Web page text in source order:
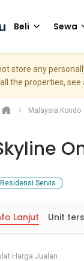
Beli Sewa
store any
the properties,
Malaysia Kondo
Residensi Servis
Lanjut Unit
Harga Jualan